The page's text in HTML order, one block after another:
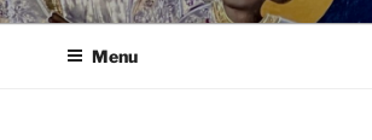
Menu